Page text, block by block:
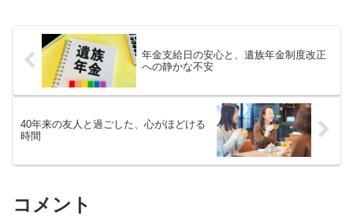
年金支給日の安心と、遺族年金制度改正
への静かな不安
40年来の友人と過ごした、心がほどける
時間
コメント